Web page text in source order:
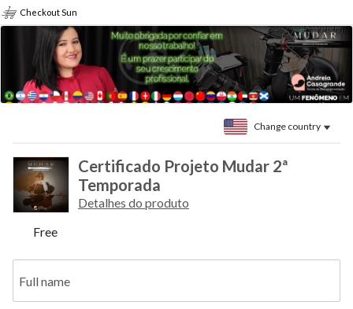
Checkout Sun
Change country
Certificado Projeto Mudar 2ª
Temporada
Detalhes do produto
Free
Full name